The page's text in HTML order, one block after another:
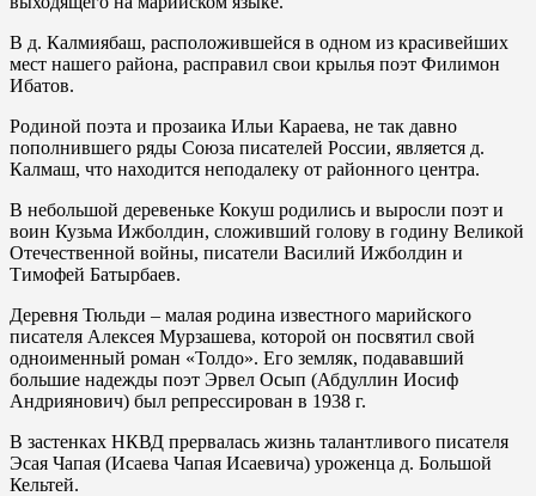
В д. Калмиябаш, расположившейся в одном из красивейших
мест нашего района, расправил свои крылья поэт Филимон
Ибатов.
Родиной поэта и прозаика Ильи Караева, не так давно
пополнившего ряды Союза писателей России, является д.
Калмаш, что находится неподалеку от районного центра.
В небольшой деревеньке Кокуш родились и выросли поэт и
воин Кузьма Ижболдин, сложивший голову в годину Великой
Отечественной войны, писатели Василий Ижболдин и
Тимофей Батырбаев.
Деревня Тюльди – малая родина известного марийского
писателя Алексея Мурзашева, которой он посвятил свой
одноименный роман «Толдо». Его земляк, подававший
большие надежды поэт Эрвел Осып (Абдуллин Иосиф
Андриянович) был репрессирован в 1938 г.
В застенках НКВД прервалась жизнь талантливого писателя
Эсая Чапая (Исаева Чапая Исаевича) уроженца д. Большой
Кельтей.